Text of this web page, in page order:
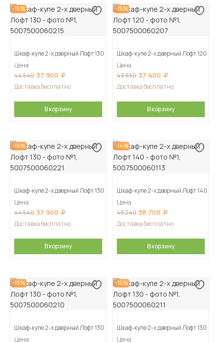
-15%
Шкаф-купе 2-х дверный Лофт 130
Цена
44 540 37 900
Доставка бесплатно
В корзину
-15%
Шкаф-купе 2-х дверный Лофт 120
Цена
43 850 37 400
Доставка бесплатно
В корзину
-15%
Шкаф-купе 2-х дверный Лофт 130
Цена
44 540 37 900
Доставка бесплатно
В корзину
-14%
Шкаф-купе 2-х дверный Лофт 140
Цена
45 240 38 700
Доставка бесплатно
В корзину
-15%
Шкаф-купе 2-х дверный Лофт 130
Цена
-15%
Шкаф-купе 2-х дверный Лофт 130
Цена